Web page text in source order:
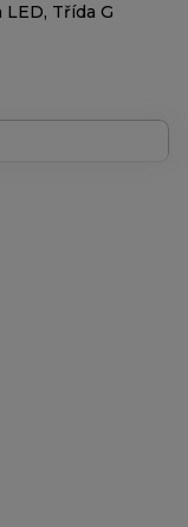
Třída G